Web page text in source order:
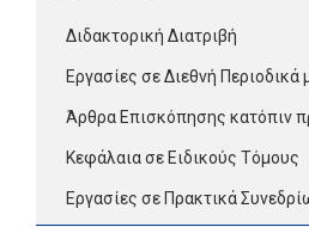
Διδακτορική Διατριβή
Εργασίες σε Διεθνή Περιοδικά
Άρθρα Επισκόπησης κατόπιν
Κεφάλαια σε Ειδικούς Τόμους
Εργασίες σε Πρακτικά